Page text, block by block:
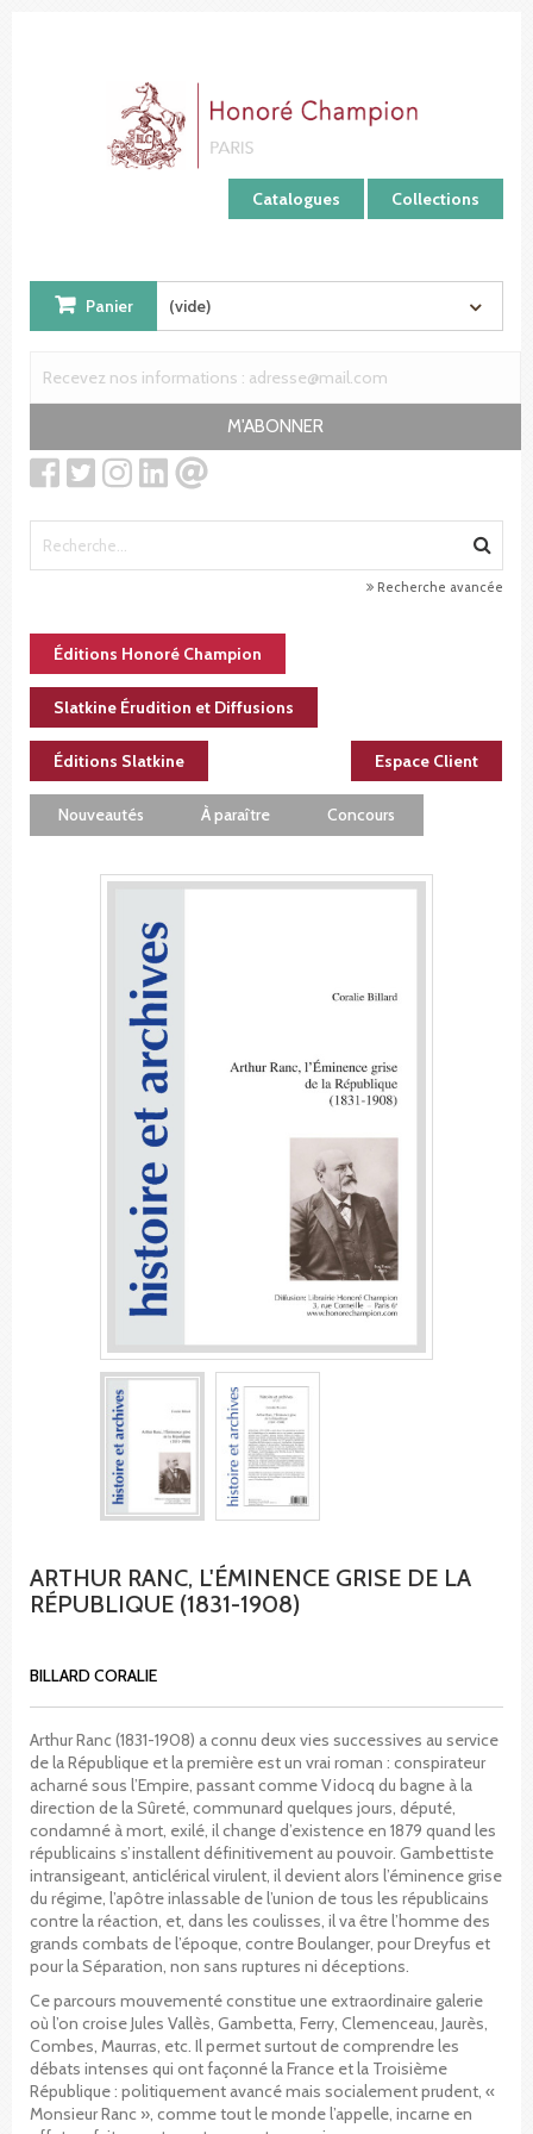
Catalogues Collections
Panier (vide)
M'ABONNER
Recherche avancée
Éditions Honoré Champion
Slatkine Érudition et Diffusions
Éditions Slatkine Espace Client
Nouveautés À paraître Concours
ARTHUR RANC, L'ÉMINENCE GRISE DE LA
RÉPUBLIQUE (1831-1908)
BILLARD CORALIE
Arthur Ranc (1831-1908) a connu deux vies successives au service
de la République et la première est un vrai roman : conspirateur
acharné sous l’Empire, passant comme Vidocq du bagne à la
direction de la Sûreté, communard quelques jours, député,
condamné à mort, exilé, il change d’existence en 1879 quand les
républicains s’installent définitivement au pouvoir. Gambettiste
intransigeant, anticlérical virulent, il devient alors l’éminence grise
du régime, l’apôtre inlassable de l’union de tous les républicains
contre la réaction, et, dans les coulisses, il va être l’homme des
grands combats de l’époque, contre Boulanger, pour Dreyfus et
pour la Séparation, non sans ruptures ni déceptions.
Ce parcours mouvementé constitue une extraordinaire galerie
où l’on croise Jules Vallès, Gambetta, Ferry, Clemenceau, Jaurès,
Combes, Maurras, etc. Il permet surtout de comprendre les
débats intenses qui ont façonné la France et la Troisième
République : politiquement avancé mais socialement prudent, «
Monsieur Ranc », comme tout le monde l’appelle, incarne en